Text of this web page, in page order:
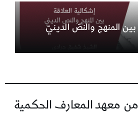
بين المنهج والنصّ الدينيّ
معهد المعارف الحكمية